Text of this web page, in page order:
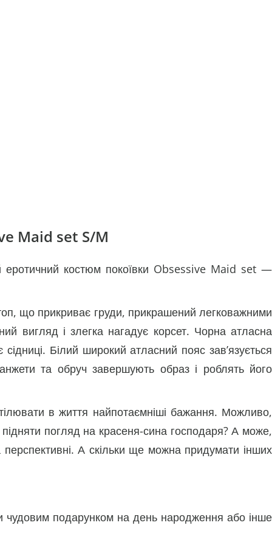
Maid set S/M
еротичний костюм покоївки Obsessive Maid set —
що прикриває груди, прикрашений легковажними
вигляд і злегка нагадує корсет. Чорна атласна
Білий широкий атласний пояс зав’язується
та обруч завершують образ і роблять його
в життя найпотаємніші бажання. Можливо,
погляд на красеня-сина господаря? А може,
перспективні. А скільки ще можна придумати інших
чудовим подарунком на день народження або інше